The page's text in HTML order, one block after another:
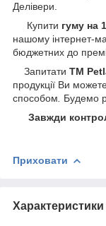
Делівери.
Купити гуму на
нашому інтернет-
бюджетних до
Запитати ТМ
продукції Ви
способом
Будемо
Завжди
Приховати
Характеристики